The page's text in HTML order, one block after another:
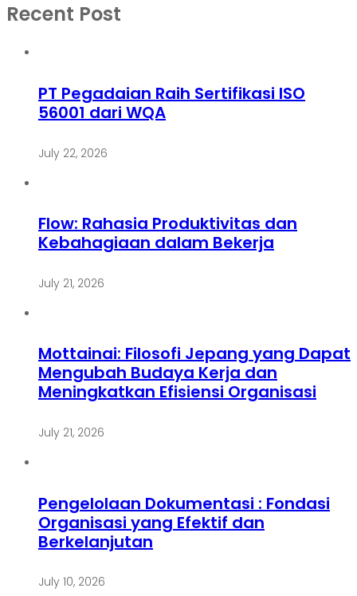
Recent Post
PT Pegadaian Raih Sertifikasi ISO
56001 dari WQA
July 22, 2026
Flow: Rahasia Produktivitas dan
Kebahagiaan dalam Bekerja
July 21, 2026
Mottainai: Filosofi Jepang yang Dapat
Mengubah Budaya Kerja dan
Meningkatkan Efisiensi Organisasi
July 21, 2026
Pengelolaan Dokumentasi : Fondasi
Organisasi yang Efektif dan
Berkelanjutan
July 10, 2026